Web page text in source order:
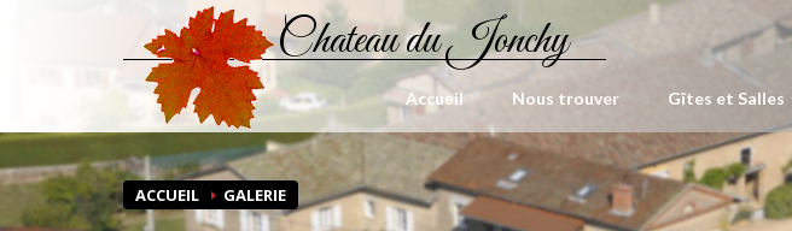
Chateau du Jonchy
Accueil Nous trouver Gîtes et Salles
ACCUEIL GALERIE